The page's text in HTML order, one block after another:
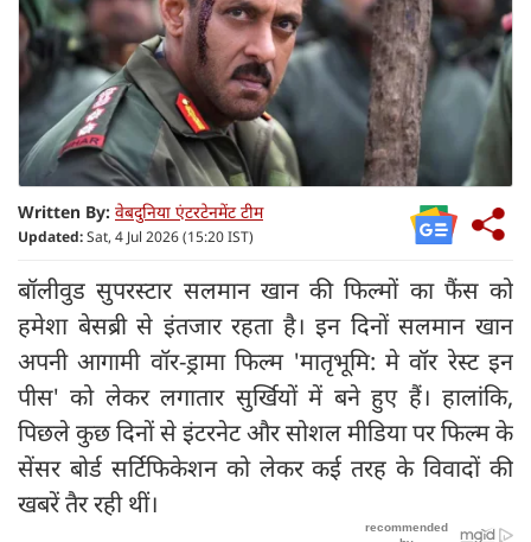
Written By: वेबदुनिया एंटरटेनमेंट टीम
Updated:Sat, 4 Jul 2026 (15:20 IST)
बॉलीवुड सुपरस्टार सलमान खान की फिल्मों का फैंस को
हमेशा बेसब्री से इंतजार रहता है। इन दिनों सलमान खान
अपनी आगामी वॉर-ड्रामा फिल्म 'मातृभूमि: मे वॉर रेस्ट इन
पीस' को लेकर लगातार सुर्खियों में बने हुए हैं। हालांकि,
पिछले कुछ दिनों से इंटरनेट और सोशल मीडिया पर फिल्म के
सेंसर बोर्ड सर्टिफिकेशन को लेकर कई तरह के विवादों की
खबरें तैर रही थीं।